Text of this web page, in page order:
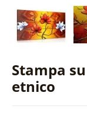
Stampa
etnico